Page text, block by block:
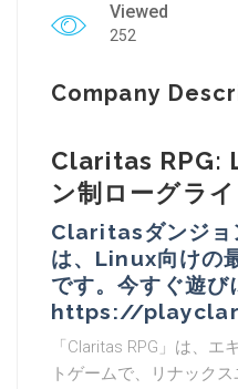
Viewed
252
Company
Claritas RPG:
ン制ローグライ
Claritasダンジョ
は、Linux向けの
です。今すぐ遊び
https://
「Claritas RPG」は、
トゲームで、リナック